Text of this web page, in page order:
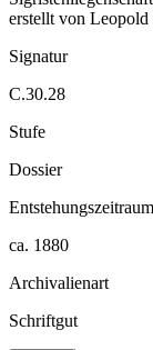
erstellt von
Signatur
C.30.28
Stufe
Dossier
Entstehungszeitraum
ca. 1880
Archivalienart
Schriftgut